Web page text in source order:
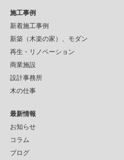
施工事例
新着施工事例
新築（木楽の家）、モダン
再生・リノベーション
商業施設
設計事務所
木の仕事
最新情報
お知らせ
コラム
ブログ